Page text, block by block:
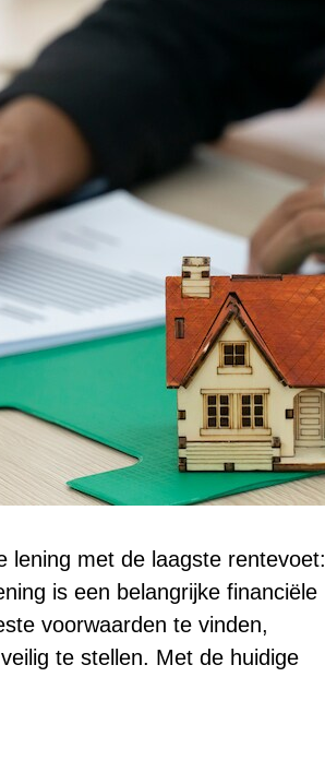
lening met de laagste rentevoet:
is een belangrijke financiële
voorwaarden te vinden,
te stellen. Met de huidige